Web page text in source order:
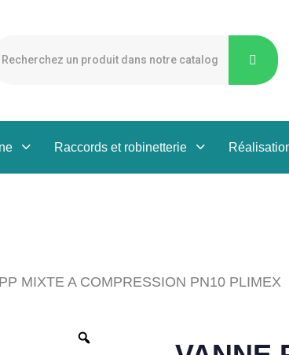
Raccords et robinetterie
MIXTE A COMPRESSION PN10 PLIMEX